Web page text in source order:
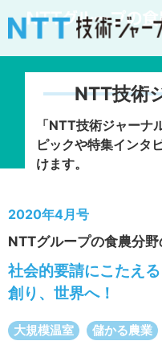
掲
イベ
NTT技術
「NTT技術ジャーナ
ピックや特集インタ
けます。
2020年4月号
NTTグループの食農分
社会的要請にこたえ
創り、世界へ！
大規模温室 儲かる農業